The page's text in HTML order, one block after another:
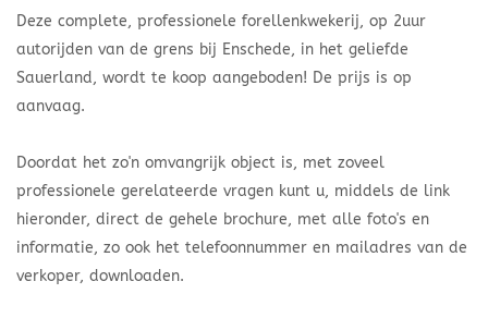
Deze complete, professionele forellenkwekerij, op 2uur
autorijden van de grens bij Enschede, in het geliefde
Sauerland, wordt te koop aangeboden! De prijs is op
aanvaag.
Doordat het zo'n omvangrijk object is, met zoveel
professionele gerelateerde vragen kunt u, middels de link
hieronder, direct de gehele brochure, met alle foto's en
informatie, zo ook het telefoonnummer en mailadres van de
verkoper, downloaden.